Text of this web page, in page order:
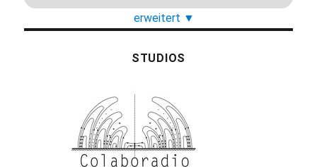
erweitert ▼
STUDIOS